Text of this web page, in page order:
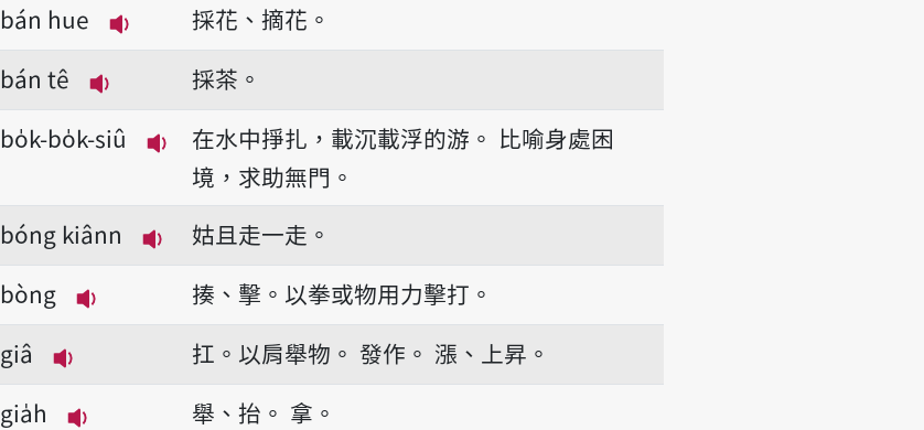
bán hue
播放音讀bán hue
採花、摘花。
bán tê
播放音讀bán tê
採茶。
bo̍k-bo̍k-siû
播放音讀bo̍k-bo̍k-siû
在水中掙扎，載沉載浮的游。 比喻身處困
境，求助無門。
bóng kiânn
播放音讀bóng kiânn
姑且走一走。
bòng
播放音讀bòng
揍、擊。以拳或物用力擊打。
giâ
播放音讀giâ
扛。以肩舉物。 發作。 漲、上昇。
gia̍h
舉、抬。 拿。